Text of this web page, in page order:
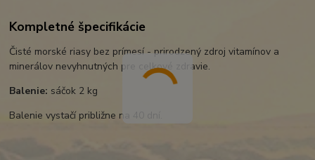
Kompletné špecifikácie
Čisté morské riasy bez prímesí - prirodzený zdroj vitamínov a
minerálov nevyhnutných pre celkové zdravie.
Balenie: sáčok 2 kg
Balenie vystačí približne na 40 dní.